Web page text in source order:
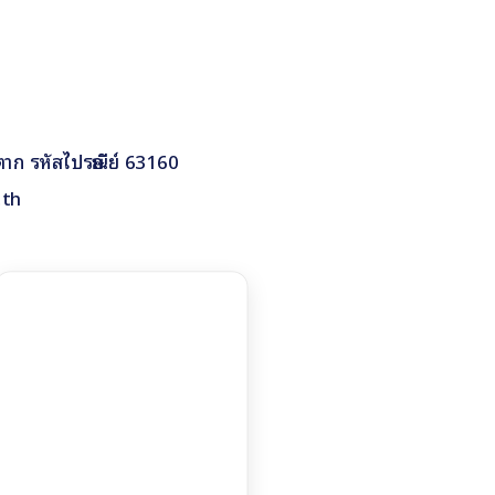
ก รหัสไปรษณีย์ 63160